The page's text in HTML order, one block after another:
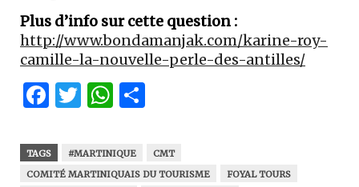
Plus d’info sur cette question :
http://www.bondamanjak.com/karine-roy-
camille-la-nouvelle-perle-des-antilles/
Facebook
Twitter
WhatsApp
TAGS #MARTINIQUE
CMT
COMITÉ MARTINIQUAIS DU TOURISME
FOYAL TOURS